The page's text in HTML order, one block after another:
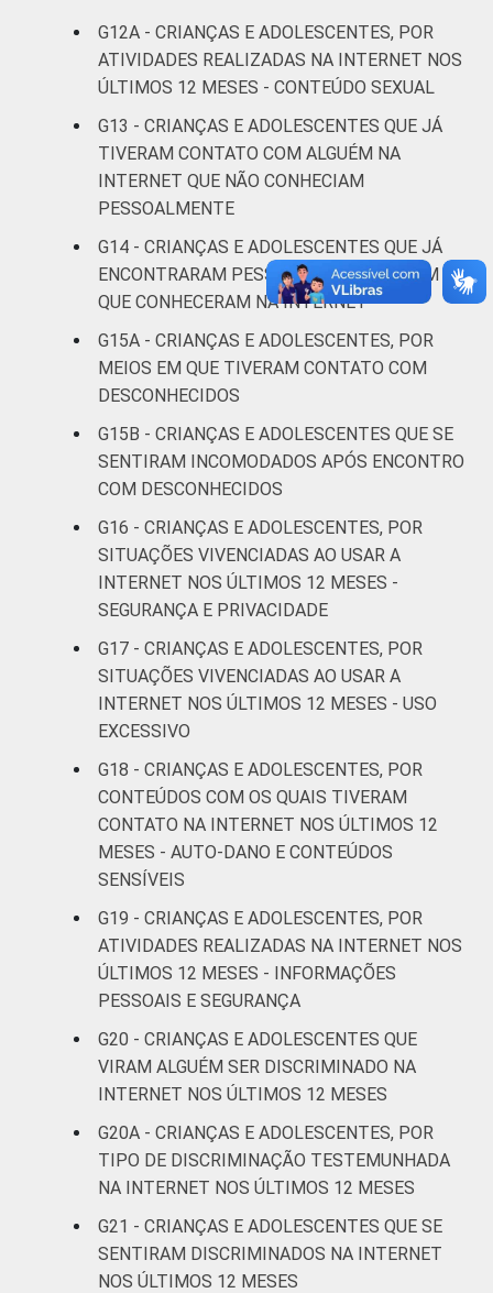
RENDA
FAMILIAR
Até 1 SM 21
Mais de 1
19
Mais de 2
SM até 3 SM
Mais de 3
SM
21
renda
29
Não sabe
Não
respondeu
21
CLASSE
SOCIAL
AB 22
C 19
DE 21
DOMICÍLIO
COM ACESSO
Sim 20
Fonte: CGI.br/NIC.br, Centro Regional de
Estudos para o Desenvolvimento da
Sociedade da Informação (Cetic.br),
Pesquisa sobre o uso da Internet por
crianças e adolescentes no Brasil - TIC Kids
Online Brasil 2019. ¹Dados coletados por
meio de questionários de
autopreenchimento.
G12A - CRIANÇAS E ADOLESCENTES, POR
ATIVIDADES REALIZADAS NA INTERNET NOS
ÚLTIMOS 12 MESES - CONTEÚDO SEXUAL
G13 - CRIANÇAS E ADOLESCENTES QUE JÁ
TIVERAM CONTATO COM ALGUÉM NA
INTERNET QUE NÃO CONHECIAM
PESSOALMENTE
G14 - CRIANÇAS E ADOLESCENTES QUE JÁ
ENCONTRARAM PESSOALMENTE ALGUÉM
QUE CONHECERAM NA INTERNET
G15A - CRIANÇAS E ADOLESCENTES, POR
MEIOS EM QUE TIVERAM CONTATO COM
DESCONHECIDOS
G15B - CRIANÇAS E ADOLESCENTES QUE SE
SENTIRAM INCOMODADOS APÓS ENCONTRO
COM DESCONHECIDOS
G16 - CRIANÇAS E ADOLESCENTES, POR
SITUAÇÕES VIVENCIADAS AO USAR A
INTERNET NOS ÚLTIMOS 12 MESES -
SEGURANÇA E PRIVACIDADE
G17 - CRIANÇAS E ADOLESCENTES, POR
SITUAÇÕES VIVENCIADAS AO USAR A
INTERNET NOS ÚLTIMOS 12 MESES - USO
EXCESSIVO
G18 - CRIANÇAS E ADOLESCENTES, POR
CONTEÚDOS COM OS QUAIS TIVERAM
CONTATO NA INTERNET NOS ÚLTIMOS 12
MESES - AUTO-DANO E CONTEÚDOS
SENSÍVEIS
G19 - CRIANÇAS E ADOLESCENTES, POR
ATIVIDADES REALIZADAS NA INTERNET NOS
ÚLTIMOS 12 MESES - INFORMAÇÕES
PESSOAIS E SEGURANÇA
G20 - CRIANÇAS E ADOLESCENTES QUE
VIRAM ALGUÉM SER DISCRIMINADO NA
INTERNET NOS ÚLTIMOS 12 MESES
G20A - CRIANÇAS E ADOLESCENTES, POR
TIPO DE DISCRIMINAÇÃO TESTEMUNHADA
NA INTERNET NOS ÚLTIMOS 12 MESES
G21 - CRIANÇAS E ADOLESCENTES QUE SE
SENTIRAM DISCRIMINADOS NA INTERNET
NOS ÚLTIMOS 12 MESES